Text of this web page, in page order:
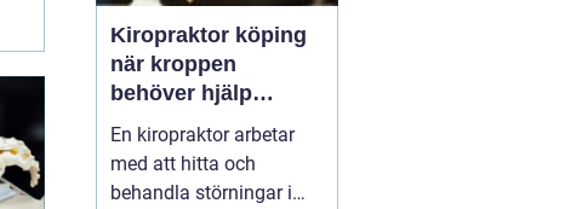
Kiropraktor köping
när kroppen
behöver hjälp
tillbaka
En kiropraktor arbetar
med att hitta och
behandla störningar i